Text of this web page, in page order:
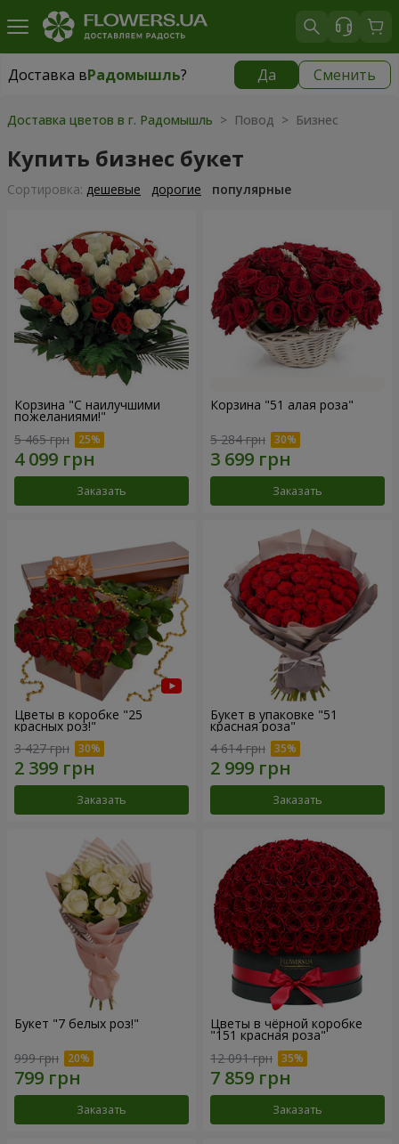
Доставка вРадомышль? Да Сменить
Доставка вРадомышль|
Доставка цветов в г. Радомышль > Повод > Бизнес
Купить бизнес букет
Cортировка: дешевые дорогие популярные
Корзина "С наилучшими
пожеланиями!"
5 465 грн
Заказать
Корзина "51 алая роза"
5 284 грн
Заказать
Цветы в коробке "25
красных роз!"
3 427 грн
Заказать
Букет в упаковке "51
красная роза"
4 614 грн
Заказать
Букет "7 белых роз!"
999 грн
Заказать
Цветы в чёрной коробке
"151 красная роза"
12 091 грн
Заказать